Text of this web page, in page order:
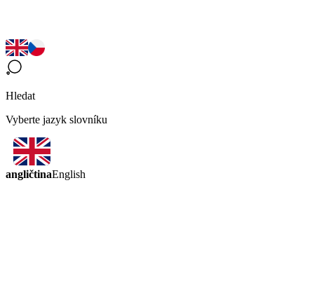
Hledat
Vyberte jazyk slovníku
angličtinaEnglish